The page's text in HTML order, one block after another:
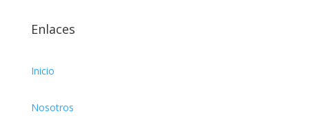
Enlaces
Inicio
Nosotros